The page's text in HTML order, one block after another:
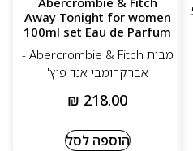
Away Tonight for women
100ml set Eau de Parfum
מבית Abercrombie & Fitch -
אברקרומבי אנד פיץ'
₪ 218.00
הוספה לסל